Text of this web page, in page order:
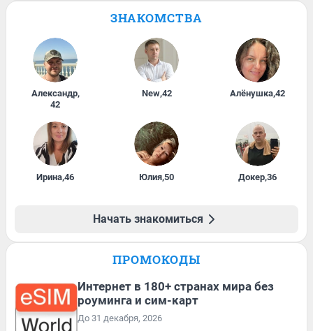
ЗНАКОМСТВА
Александр,
42
New,42 Алёнушка,42
Ирина,46 Юлия,50 Докер,36
Начать знакомиться
ПРОМОКОДЫ
Интернет в 180+ странах мира без
роуминга и сим-карт
До 31 декабря, 2026